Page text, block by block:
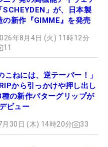
「SCHEYDEN」が、日本製
の新作『GIMME』を発売
年8月4日 (火) 11時12分
11
こねには、逆テーパー！」
から引っかけや押し出し
の新作パターグリップが
ビュー
月30日 (木) 14時20分 33